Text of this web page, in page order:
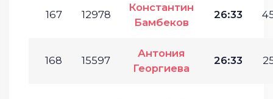
167 12978
Константин
Бамбеков
26:33
168 15597
Антония
Георгиева
26:33